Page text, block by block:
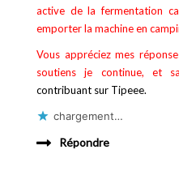
active de la fermentation
emporter la machine en
Vous appréciez mes
soutiens je continue, et
contribuant sur Tipeee.
chargement…
Répondre